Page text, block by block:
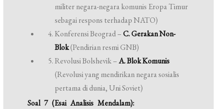
militer negara-negara komunis Eropa Timur
sebagai respons terhadap NATO)
Konferensi Beograd –C. Gerakan Non-
Blok(Pendirian resmi GNB)
Revolusi Bolshevik –A. Blok Komunis
(Revolusi yang mendirikan negara sosialis
pertama di dunia, Uni Soviet)
Soal 7 (Esai Analisis Mendalam):